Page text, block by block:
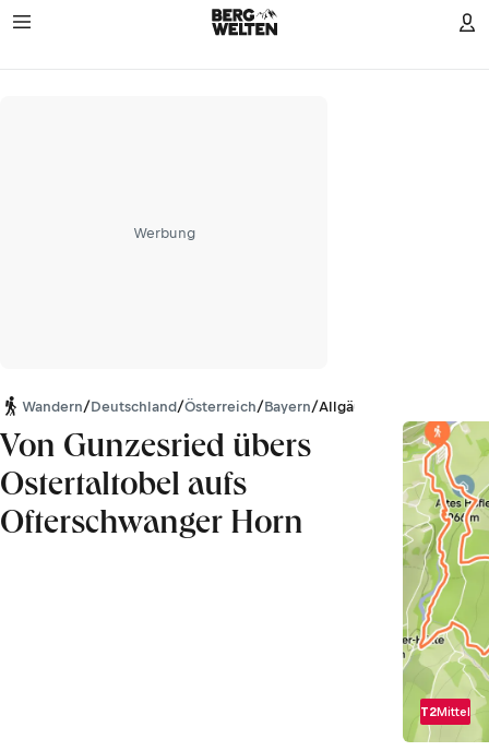
Werbung
Wandern/Deutschland/Österreich/Bayern/Allgäuer Alpen
Von Gunzesried übers
Ostertaltobel aufs
Ofterschwanger Horn
T2Mittel